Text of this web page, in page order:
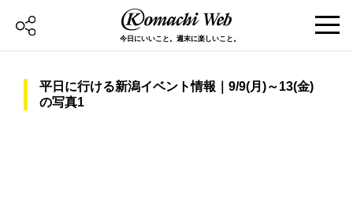
今日にいいこと。週末に楽しいこと。
平日に行ける新潟イベント情報｜9/9(月)～13(金)
の写真1